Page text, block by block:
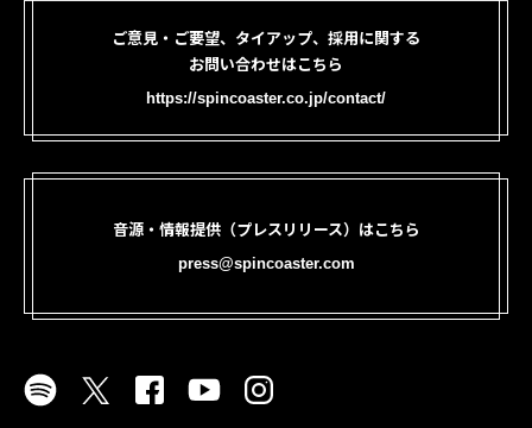
ご意見・ご要望、タイアップ、採用に関する
お問い合わせはこちら
https://spincoaster.co.jp/contact/
音源・情報提供（プレスリリース）はこちら
press@spincoaster.com